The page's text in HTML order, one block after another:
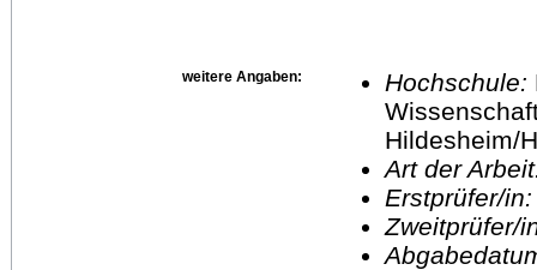
weitere Angaben: Hochschule:
Hildesheim/
Art der
Erstprüfer/